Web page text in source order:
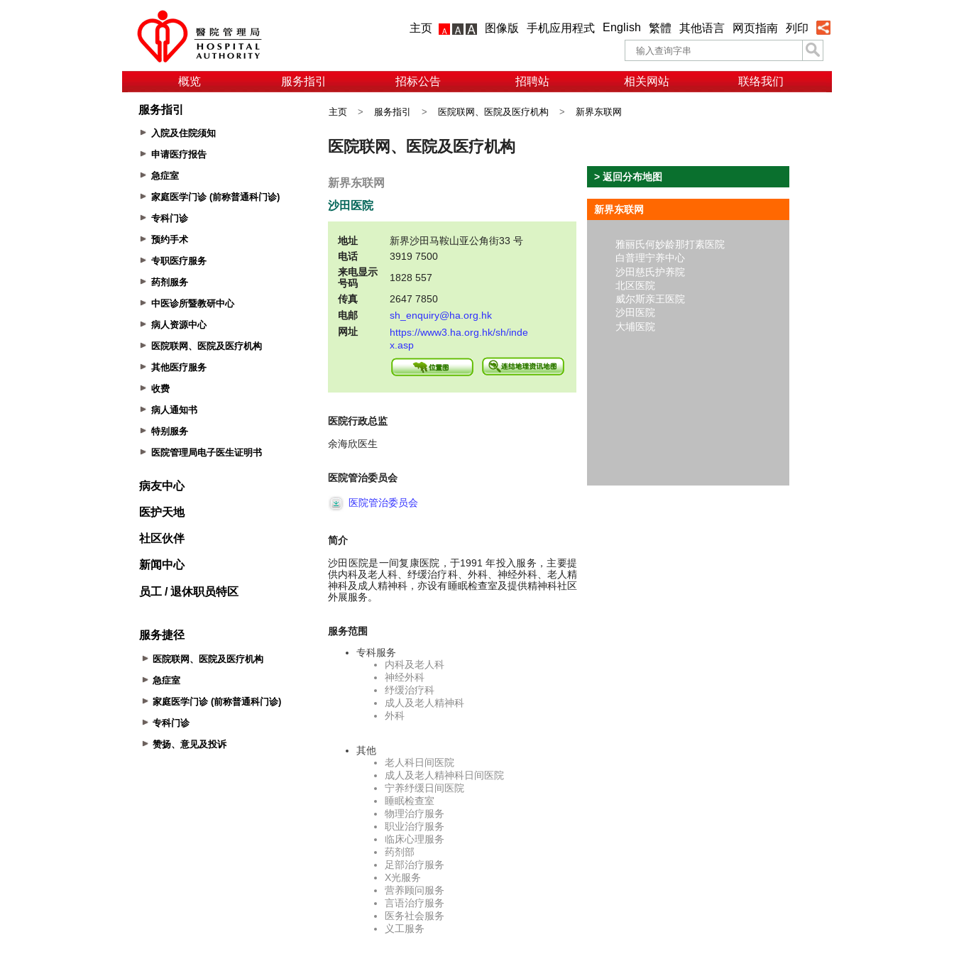
主页 图像版 手机应用程式 English 繁體 其他语言 网页指南 列印
概览 服务指引 招标公告 招聘站 相关网站 联络我们
服务指引
入院及住院须知
申请医疗报告
急症室
家庭医学门诊 (前称普通科门诊)
专科门诊
预约手术
专职医疗服务
药剂服务
中医诊所暨教研中心
病人资源中心
医院联网、医院及医疗机构
其他医疗服务
收费
病人通知书
特别服务
医院管理局电子医生证明书
病友中心
医护天地
社区伙伴
新闻中心
员工 / 退休职员特区
服务捷径
医院联网、医院及医疗机构
急症室
家庭医学门诊 (前称普通科门诊)
专科门诊
赞扬、意见及投诉
主页 > 服务指引 > 医院联网、医院及医疗机构 > 新界东联网